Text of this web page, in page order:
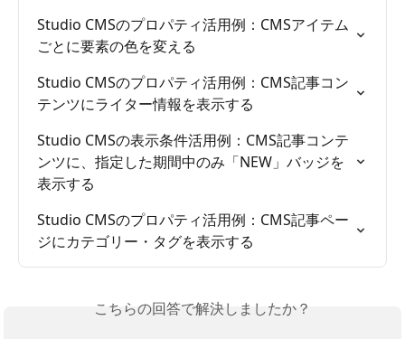
Studio CMSのプロパティ活用例：CMSアイテム
ごとに要素の色を変える
Studio CMSのプロパティ活用例：CMS記事コン
テンツにライター情報を表示する
Studio CMSの表示条件活用例：CMS記事コンテ
ンツに、指定した期間中のみ「NEW」バッジを
表示する
Studio CMSのプロパティ活用例：CMS記事ペー
ジにカテゴリー・タグを表示する
こちらの回答で解決しましたか？